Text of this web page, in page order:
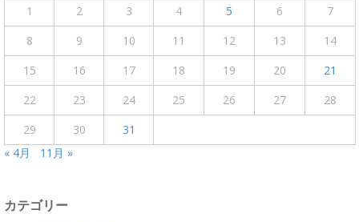
1 2 3 4 5 6
7
8
9 10 11 12 13
14
15
16 17 18 19 20
21
22
23 24 25 26 27
28
29
30
31
« 4月
11月 »
カテゴリー